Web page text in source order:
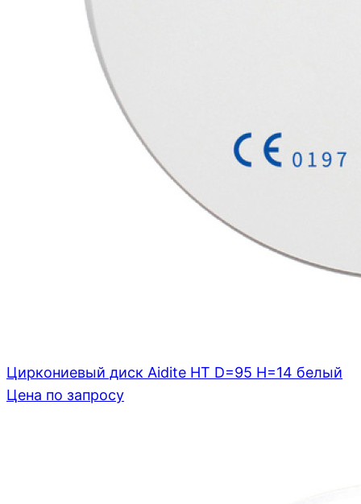
Циркониевый диск Aidite HT D=95 H=14 белый
Цена по запросу